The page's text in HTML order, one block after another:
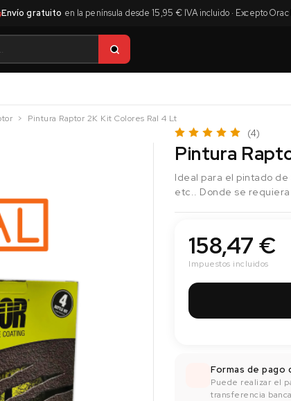
Envío gratuito en la península desde 15,95 € IVA incluido · Excepto
Pintura Raptor 2K Kit Colores Ral 4 Lt
(4)
Pintura
Ideal para el pintado
etc.. Donde se
158,47 €
Impuestos incluidos
Formas de pago
Puede realizar el
transferencia